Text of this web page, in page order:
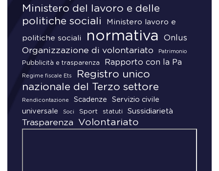
Ministero del lavoro e delle
politiche sociali
Ministero lavoro e
politiche sociali normativa Onlus
Organizzazione di volontariato Patrimonio
Pubblicità e trasparenza Rapporto con la Pa
Regime fiscale Ets
Registro unico
nazionale del Terzo settore
Rendicontazione Scadenze
Servizio civile
universale
Soci Sport statuti Sussidiarietà
Trasparenza Volontariato